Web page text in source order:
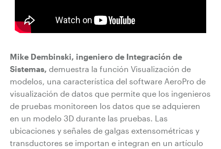
Mike Dembinski, ingeniero de Integración de
Sistemas, demuestra la función Visualización de
modelos, una característica del software AeroPro de
visualización de datos que permite que los ingenieros
de pruebas monitoreen los datos que se adquieren
en un modelo 3D durante las pruebas. Las
ubicaciones y señales de galgas extensométricas y
transductores se importan e integran en un artículo